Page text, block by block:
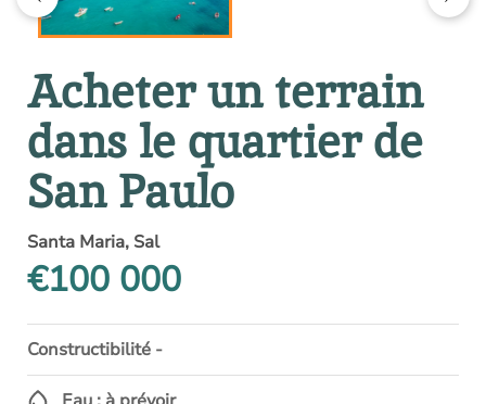
Acheter un terrain
dans le quartier de
San Paulo
Santa Maria, Sal
€100 000
Constructibilité -